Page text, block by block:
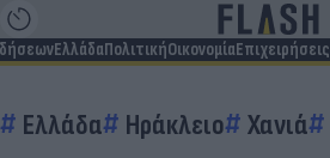
ΕλλάδαΠολιτικήΟικονομίαΕπιχειρήσεις
Ελλάδα Ηράκλειο Χανιά